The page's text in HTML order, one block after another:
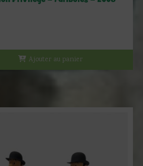
Ajouter au panier